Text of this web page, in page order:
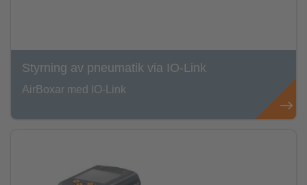
Styrning av pneumatik via IO-Link
AirBoxar med IO-Link